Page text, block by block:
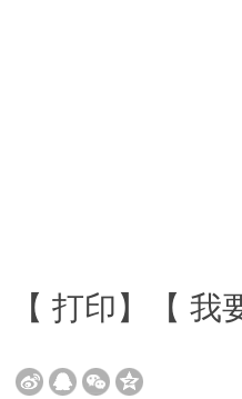
【 打印 】【 我